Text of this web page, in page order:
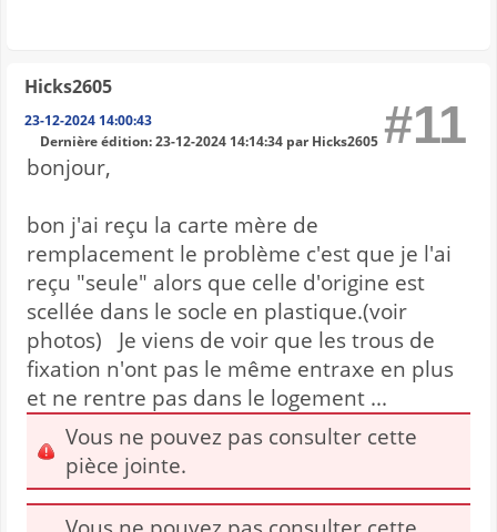
Hicks2605
23-12-2024 14:00:43 #11
Dernière édition: 23-12-2024 14:14:34 par Hicks2605
bonjour,
bon j'ai reçu la carte mère de
remplacement le problème c'est que je l'ai
reçu "seule" alors que celle d'origine est
scellée dans le socle en plastique.(voir
photos) Je viens de voir que les trous de
fixation n'ont pas le même entraxe en plus
et ne rentre pas dans le logement ...
Vous ne pouvez pas consulter cette
pièce jointe.